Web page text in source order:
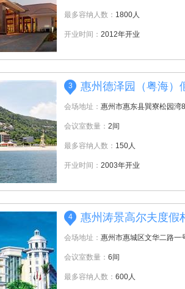
最多容纳人数： 1800人
开业时间： 2012年开业
3 惠州德泽园（粤海）
会场地址： 惠州市惠东县巽寮松园湾
会议室数量： 2间
最多容纳人数： 150人
开业时间： 2003年开业
4 惠州涛景高尔夫度假
会场地址： 惠州市惠城区文华二路一
会议室数量： 6间
最多容纳人数： 600人